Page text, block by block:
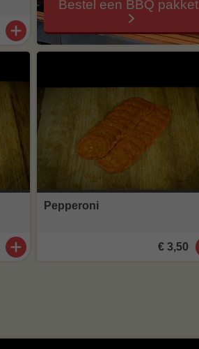
Pepperoni
€ 3,50
Bestel een BBQ pakket